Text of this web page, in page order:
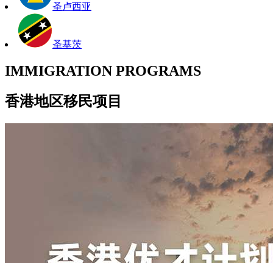
圣卢西亚
圣基茨
IMMIGRATION PROGRAMS
香港地区移民项目